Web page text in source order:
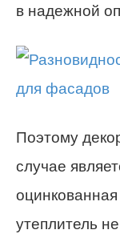
в надежной
Поэтому
случае
утеплитель